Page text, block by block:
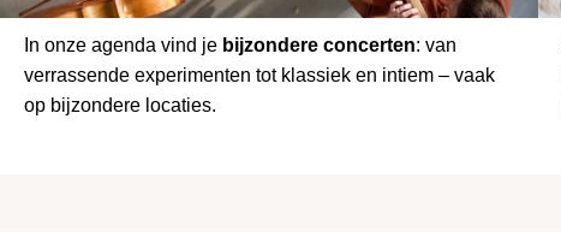
In onze agenda vind je bijzondere concerten: van
verrassende experimenten tot klassiek en intiem – vaak
op bijzondere locaties.